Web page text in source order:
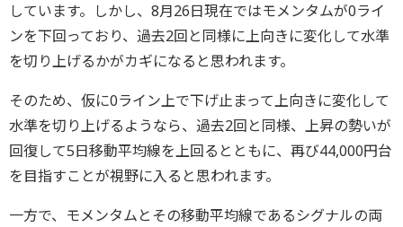
しています。しかし、8月26日現在ではモメンタムが0ライ
ンを下回っており、過去2回と同様に上向きに変化して水準
を切り上げるかがカギになると思われます。
そのため、仮に0ライン上で下げ止まって上向きに変化して
水準を切り上げるようなら、過去2回と同様、上昇の勢いが
回復して5日移動平均線を上回るとともに、再び44,000円台
を目指すことが視野に入ると思われます。
一方で、モメンタムとその移動平均線であるシグナルの両